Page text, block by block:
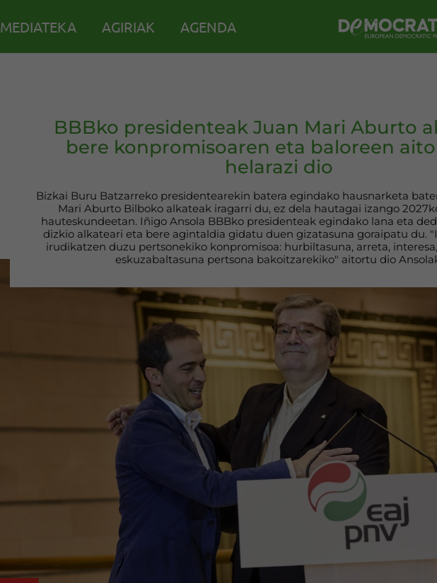
MEDIATEKA AGIRIAK AGENDA
BBBko presidenteak Juan Mari Aburto
bere konpromisoaren eta baloreen
helarazi dio
Bizkai Buru Batzarreko presidentearekin batera egindako hausnarketa
Mari Aburto Bilboko alkateak iragarri du, ez dela hautagai izango
hauteskundeetan. Iñigo Ansola BBBko presidenteak egindako lana eta
dizkio alkateari eta bere agintaldia gidatu duen gizatasuna goraipatu du.
irudikatzen duzu pertsonekiko konpromisoa: hurbiltasuna, arreta,
eskuzabaltasuna pertsona bakoitzarekiko" aitortu dio